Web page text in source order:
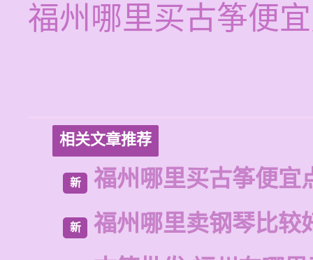
福州哪里买古筝便
相关文章推荐
新 福州哪里买古筝便宜
新
福州哪里卖钢琴比较